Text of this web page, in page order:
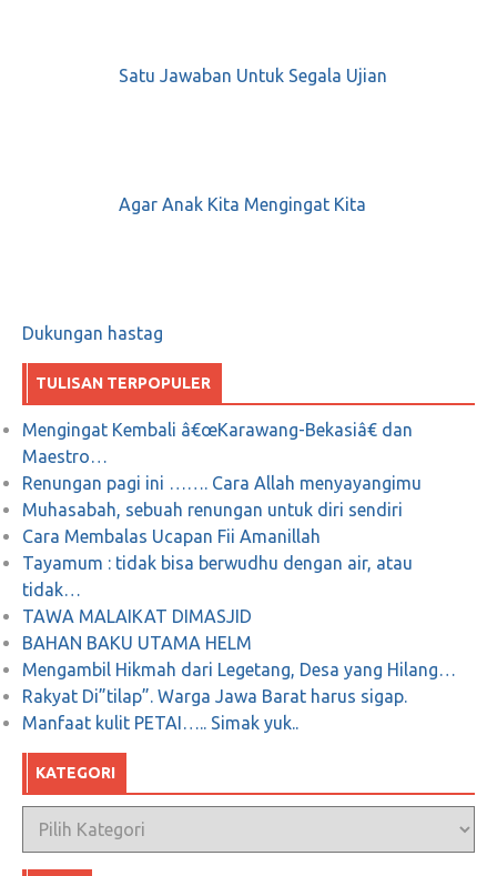
Satu Jawaban Untuk Segala Ujian
Agar Anak Kita Mengingat Kita
Dukungan hastag
TULISAN TERPOPULER
Mengingat Kembali â€œKarawang-Bekasiâ€ dan
Maestro…
Renungan pagi ini ……. Cara Allah menyayangimu
Muhasabah, sebuah renungan untuk diri sendiri
Cara Membalas Ucapan Fii Amanillah
Tayamum : tidak bisa berwudhu dengan air, atau
tidak…
TAWA MALAIKAT DIMASJID
BAHAN BAKU UTAMA HELM
Mengambil Hikmah dari Legetang, Desa yang Hilang…
Rakyat Di”tilap”. Warga Jawa Barat harus sigap.
Manfaat kulit PETAI….. Simak yuk..
KATEGORI
Kategori